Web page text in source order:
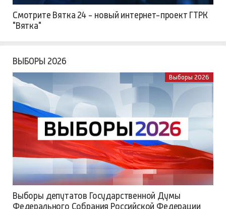
Смотрите Вятка 24 - новый интернет-проект ГТРК
"Вятка"
ВЫБОРЫ 2026
Выборы 2026
Выборы депутатов Государственной Думы
Федерального Собрания Российской Федерации